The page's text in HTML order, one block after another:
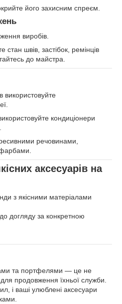
його захисним спреєм.
виробів.
стан швів, застібок, ремінців
до майстра.
використовуйте
кондиціонери
речовинами,
аксесуарів на
з якісними матеріалами
догляду за конкретною
та портфелями — це не
продовження їхньої служби.
і ваші улюблені аксесуари